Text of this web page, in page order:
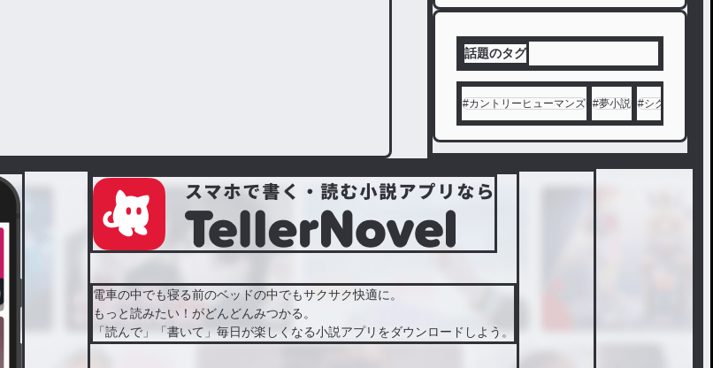
話題のタグ
#カントリーヒューマンズ #夢小説 #シクフォニ
電車の中でも寝る前のベッドの中でもサクサク快適に。
もっと読みたい！がどんどんみつかる。
「読んで」「書いて」毎日が楽しくなる小説アプリをダウンロードしよう。